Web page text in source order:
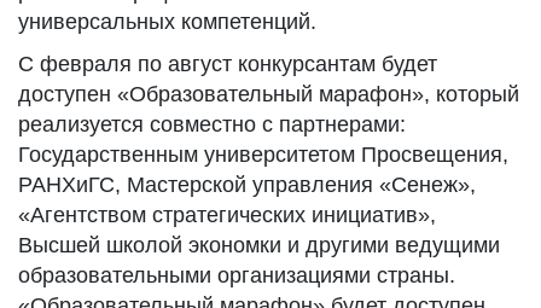
универсальных компетенций.
С февраля по август конкурсантам будет
доступен «Образовательный марафон», который
реализуется совместно с партнерами:
Государственным университетом Просвещения,
РАНХиГС, Мастерской управления «Сенеж»,
«Агентством стратегических инициатив»,
Высшей школой экономки и другими ведущими
образовательными организациями страны.